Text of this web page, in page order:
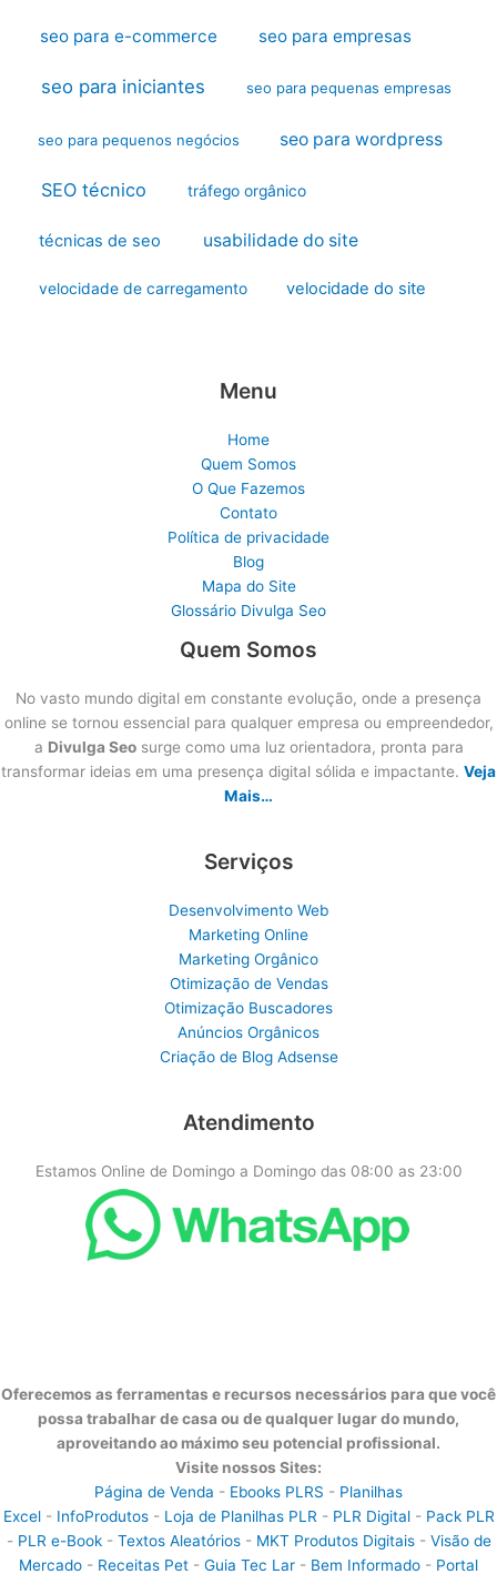
seo para e-commerce seo para empresas
seo para iniciantes seo para pequenas empresas
seo para pequenos negócios seo para wordpress
SEO técnico tráfego orgânico
técnicas de seo usabilidade do site
velocidade de carregamento velocidade do site
Menu
Home
Quem Somos
O Que Fazemos
Contato
Política de privacidade
Blog
Mapa do Site
Glossário Divulga Seo
Quem Somos
No vasto mundo digital em constante evolução, onde a presença
online se tornou essencial para qualquer empresa ou empreendedor,
a Divulga Seosurge como uma luz orientadora, pronta para
transformar ideias em uma presença digital sólida e impactante. Veja
Mais…
Serviços
Desenvolvimento Web
Marketing Online
Marketing Orgânico
Otimização de Vendas
Otimização Buscadores
Anúncios Orgânicos
Criação de Blog Adsense
Atendimento
Estamos Online de Domingo a Domingo das 08:00 as 23:00
Oferecemos as ferramentas e recursos necessários para que você
possa trabalhar de casa ou de qualquer lugar do mundo,
aproveitando ao máximo seu potencial profissional.
Visite nossos Sites:
Página de Venda - Ebooks PLRS - Planilhas
Excel- InfoProdutos- Loja de Planilhas PLR - PLR Digital- Pack PLR
- PLR e-Book- Textos Aleatórios- MKT Produtos Digitais- Visão de
Mercado - Receitas Pet - Guia Tec Lar - Bem Informado - Portal